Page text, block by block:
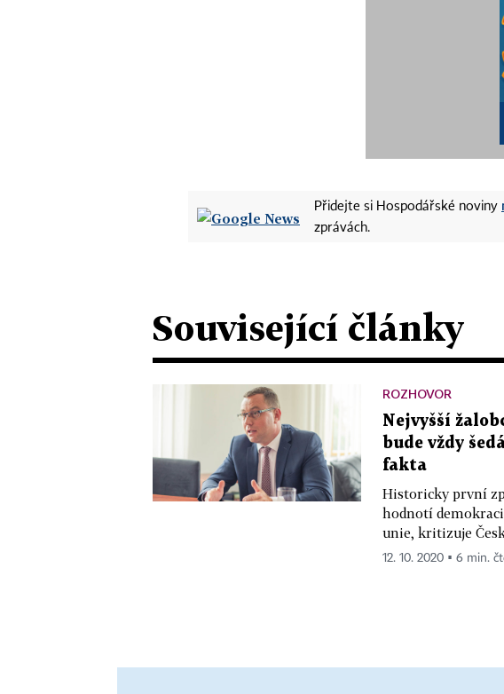
Přidejte si Hospodářské noviny
zprávách.
Související články
ROZHOVOR
Nejvyšší
bude vždy
fakta
Historicky první
hodnotí
unie, kritizuje
12. 10. 2020 ▪ 6 min.